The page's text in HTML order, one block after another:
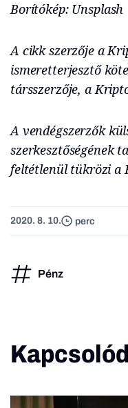
Borítókép: Unsplash
A cikk szerzője a
ismeretterjesztő
társszerzője, a
A vendégszerzők
szerkesztőségének
feltétlenül tükrözi a
2020. 8. 10. perc
Pénz